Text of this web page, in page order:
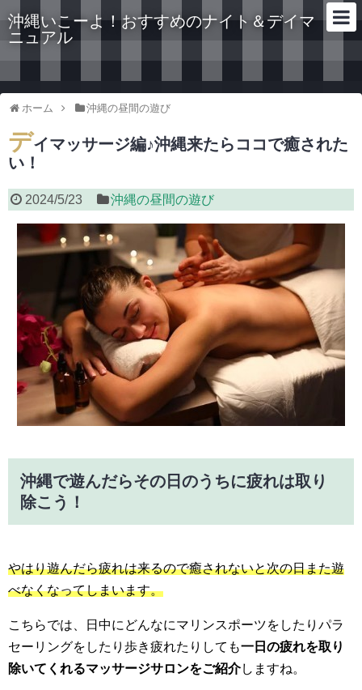
沖縄いこーよ！おすすめのナイト＆デイマ
ニュアル
ホーム 沖縄の昼間の遊び
デイマッサージ編♪沖縄来たらココで癒された
い！
2024/5/23 沖縄の昼間の遊び
沖縄で遊んだらその日のうちに疲れは取り
除こう！
やはり遊んだら疲れは来るので癒されないと次の日また遊
べなくなってしまいます。
こちらでは、日中にどんなにマリンスポーツをしたりパラ
セーリングをしたり歩き疲れたりしても一日の疲れを取り
除いてくれるマッサージサロンをご紹介しますね。